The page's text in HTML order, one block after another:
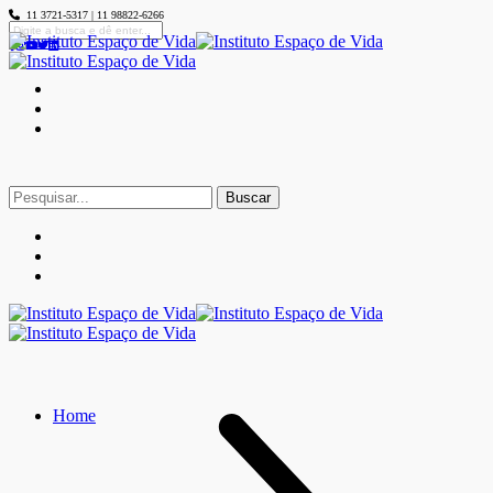
11 3721-5317 | 11 98822-6266
Buscar
por:
Home